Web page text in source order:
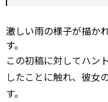
激しい雨の様子が描か
す。
この初稿に対してハン
したことに触れ、彼女
す。